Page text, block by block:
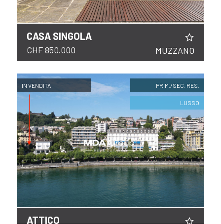
CASA SINGOLA
CHF 850.000 MUZZANO
IN VENDITA PRIM./SEC. RES.
LUSSO
ATTICO